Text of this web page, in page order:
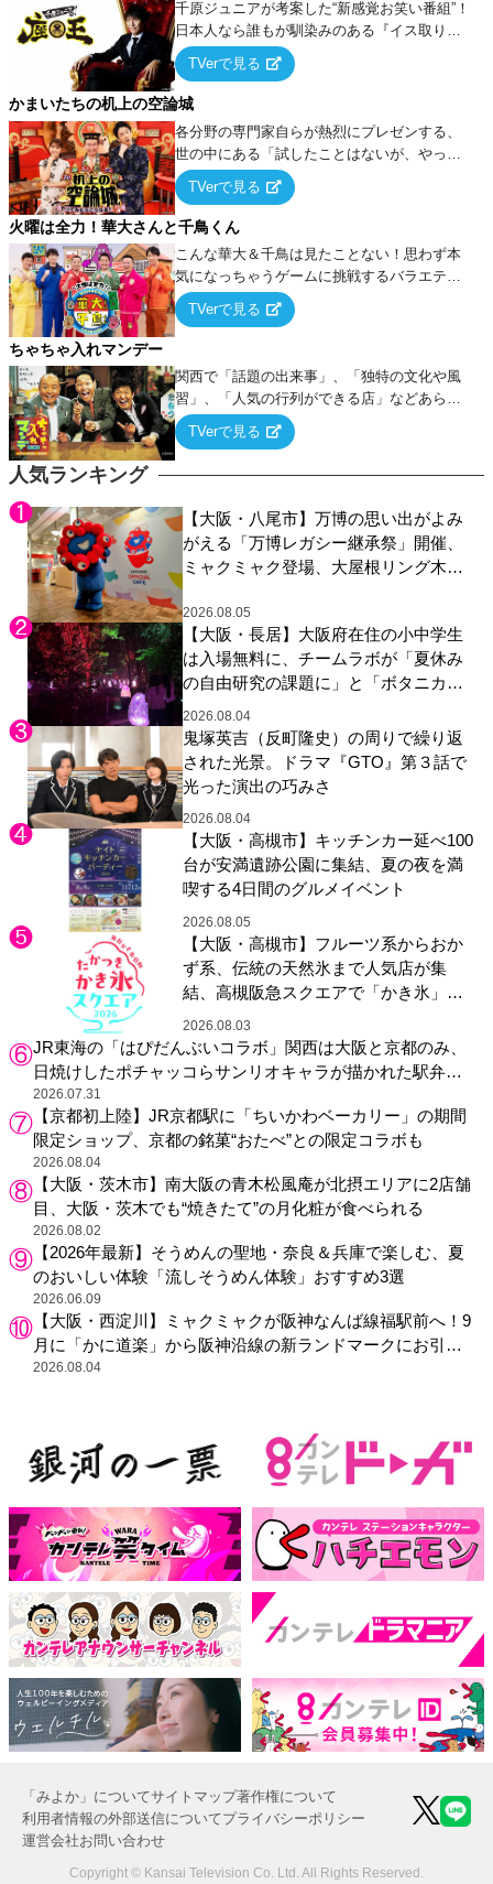
人気ランキング
【大阪・八尾市】万博の思い出がよみ
がえる「万博レガシー継承祭」開催、
ミャクミャク登場、大屋根リング木材
展示も
2026.08.05
【大阪・長居】大阪府在住の小中学生
は入場無料に、チームラボが「夏休み
の自由研究の課題に」と「ボタニカル
ガーデン 大阪」へ招待
2026.08.04
鬼塚英吉（反町隆史）の周りで繰り返
された光景。ドラマ『GTO』第３話で
光った演出の巧みさ
2026.08.04
【大阪・高槻市】キッチンカー延べ100
台が安満遺跡公園に集結、夏の夜を満
喫する4日間のグルメイベント
2026.08.05
【大阪・高槻市】フルーツ系からおか
ず系、伝統の天然氷まで人気店が集
結、高槻阪急スクエアで「かき氷」祭
り
2026.08.03
JR東海の「はぴだんぶいコラボ」関西は大阪と京都のみ、
日焼けしたポチャッコらサンリオキャラが描かれた駅弁や
グッズが登場
2026.07.31
【京都初上陸】JR京都駅に「ちいかわベーカリー」の期間
限定ショップ、京都の銘菓“おたべ”との限定コラボも
2026.08.04
【大阪・茨木市】南大阪の青木松風庵が北摂エリアに2店舗
目、大阪・茨木でも“焼きたて”の月化粧が食べられる
2026.08.02
【2026年最新】そうめんの聖地・奈良＆兵庫で楽しむ、夏
のおいしい体験「流しそうめん体験」おすすめ3選
2026.06.09
【大阪・西淀川】ミャクミャクが阪神なんば線福駅前へ！9
月に「かに道楽」から阪神沿線の新ランドマークにお引っ
越し
2026.08.04
千原ジュニアが考案した“新感覚お笑い番組”！
日本人なら誰もが馴染みのある『イス取りゲ
ーム』をベースに、大喜利・ギャグ・モノボ
ケ・歌…など様々なお題で芸人がショートネ
タを競い合う！
TVerで見る
かまいたちの机上の空論城
各分野の専門家自らが熱烈にプレゼンする、
世の中にある「試したことはないが、やって
みたらこうなる！…ハズ」という“机上の空
論”に若手芸人らがカラダを張って挑む！
TVerで見る
火曜は全力！華大さんと千鳥くん
こんな華大＆千鳥は見たことない！思わず本
気になっちゃうゲームに挑戦するバラエティ
ー！
TVerで見る
ちゃちゃ入れマンデー
関西で「話題の出来事」、「独特の文化や風
習」、「人気の行列ができる店」などあらゆ
るテーマについて好き放題にちゃちゃを入れ
ていく関西色を前面に押し出したトークバラ
TVerで見る
「みよか」についてサイトマップ著作権について
利用者情報の外部送信についてプライバシーポリシー
運営会社お問い合わせ
Copyright © Kansai Television Co. Ltd. All Rights Reserved.